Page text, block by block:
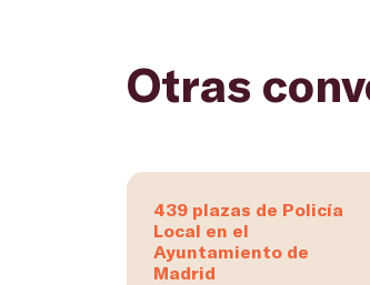
Otras
439 plazas de Policía
Local en el
Ayuntamiento de
Madrid